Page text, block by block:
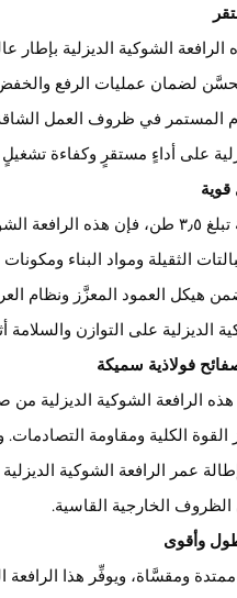
الشوكية الديزلية بإطار
لضمان عمليات الرفع
المستمر في ظروف العمل
على أداءٍ مستقرٍ وكفاءة تشغيلٍ
وبسعة اسمية تبلغ ٣٫٥ طن، فإن هذه
الثقيلة ومواد البناء
هيكل العمود المعزَّز ونظام
الديزلية على التوازن والسلامة
الرافعة الشوكية الديزلية من
القوة الكلية ومقاومة
عمر الرافعة الشوكية
الظروف الخارجية القاسية.
ومقسَّاة، ويوفِّر هذا الرافعة